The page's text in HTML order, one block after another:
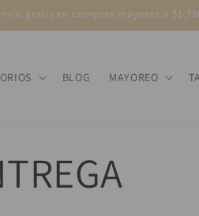
gratis en compras mayores a
BLOG MAYOREO